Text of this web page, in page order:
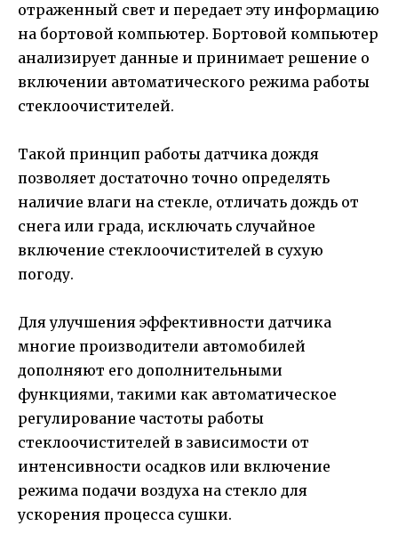
отраженный свет и передает эту информацию
на бортовой компьютер. Бортовой компьютер
анализирует данные и принимает решение о
включении автоматического режима работы
стеклоочистителей.
Такой принцип работы датчика дождя
позволяет достаточно точно определять
наличие влаги на стекле, отличать дождь от
снега или града, исключать случайное
включение стеклоочистителей в сухую
погоду.
Для улучшения эффективности датчика
многие производители автомобилей
дополняют его дополнительными
функциями, такими как автоматическое
регулирование частоты работы
стеклоочистителей в зависимости от
интенсивности осадков или включение
режима подачи воздуха на стекло для
ускорения процесса сушки.